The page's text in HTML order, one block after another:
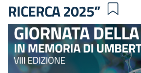
RICERCA 2025”